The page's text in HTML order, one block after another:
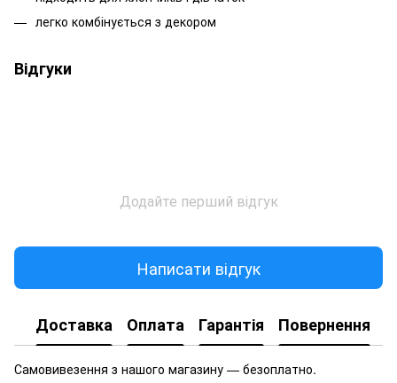
легко комбінується з декором
Відгуки
Додайте перший відгук
Написати відгук
Доставка Оплата Гарантія Повернення
Самовивезення з нашого магазину — безоплатно.